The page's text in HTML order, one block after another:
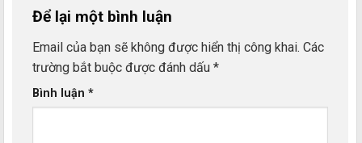
Để lại một bình luận
Email của bạn sẽ không được hiển thị công khai. Các
trường bắt buộc được đánh dấu *
Bình luận *